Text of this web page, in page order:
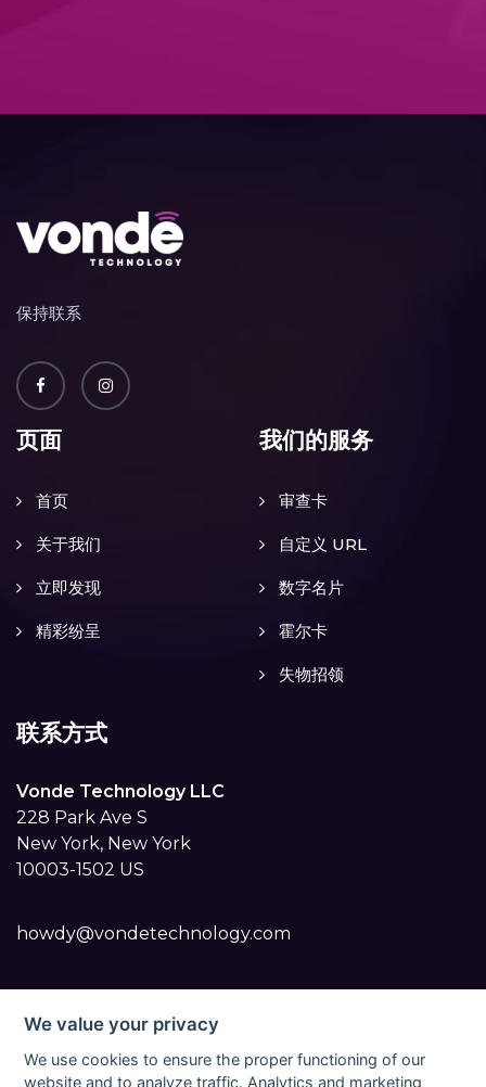
保持联系
页面
首页
关于我们
立即发现
精彩纷呈
我们的服务
审查卡
自定义 URL
数字名片
霍尔卡
失物招领
联系方式
Vonde Technology LLC
228 Park Ave S
New York, New York
10003-1502 US
howdy@vondetechnology.com
We value your privacy
We use cookies to ensure the proper functioning of our
website and to analyze traffic. Analytics and marketing